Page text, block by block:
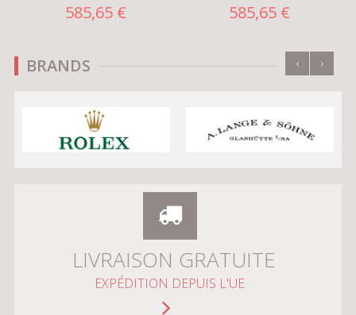
585,65 € 585,65 €
BRANDS ‹ ›
LIVRAISON GRATUITE
EXPÉDITION DEPUIS L'UE